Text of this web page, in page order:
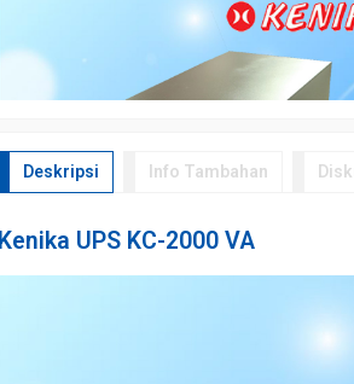
Deskripsi Info Tambahan
Kenika UPS KC-2000 VA